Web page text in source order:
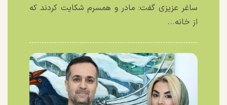
ساغر عزیزی گفت: مادر و همسرم شکایت کردند که
از خانه...